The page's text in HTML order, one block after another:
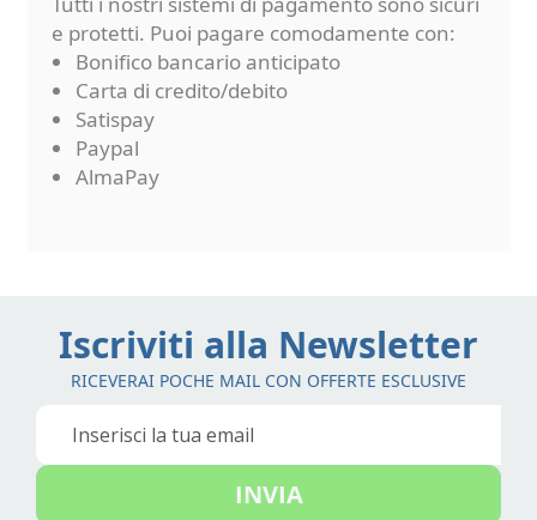
e protetti. Puoi pagare comodamente con:
Bonifico bancario anticipato
Carta di credito/debito
Satispay
Paypal
AlmaPay
Iscriviti alla Newsletter
RICEVERAI POCHE MAIL CON OFFERTE ESCLUSIVE
Iscriviti
nostra
INVIA